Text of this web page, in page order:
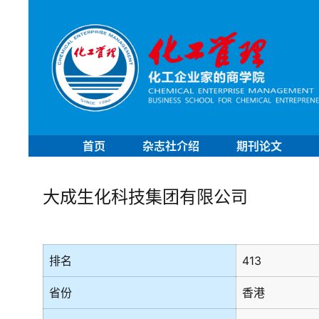
首页 杂志社介绍 期刊论文
大成生化科技集团有限公司
排名 413
省份 香港